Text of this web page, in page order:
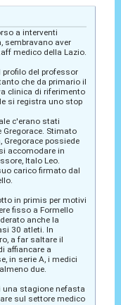
a interventi
sembravano aver
medico della Lazio.
profilo del professor
che da primario il
clinica di riferimento
si registra uno stop
c'erano stati
Stimato
possiede
accomodare in
Italo Leo.
carico firmato dal
in primis per motivi
fisso a Formello
anche la
30 atleti. In
a far saltare il
affiancare a
in serie A, i medici
due.
una stagione nefasta
sul settore medico